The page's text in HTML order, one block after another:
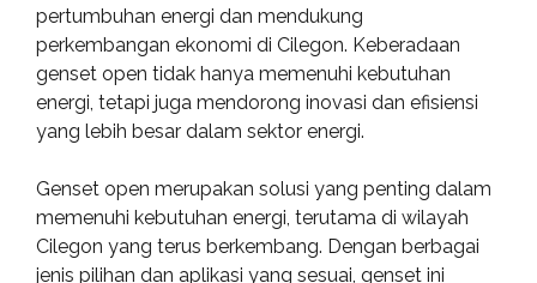
pertumbuhan energi dan mendukung
perkembangan ekonomi di Cilegon. Keberadaan
genset open tidak hanya memenuhi kebutuhan
energi, tetapi juga mendorong inovasi dan efisiensi
yang lebih besar dalam sektor energi.
Genset open merupakan solusi yang penting dalam
memenuhi kebutuhan energi, terutama di wilayah
Cilegon yang terus berkembang. Dengan berbagai
jenis pilihan dan aplikasi yang sesuai, genset ini